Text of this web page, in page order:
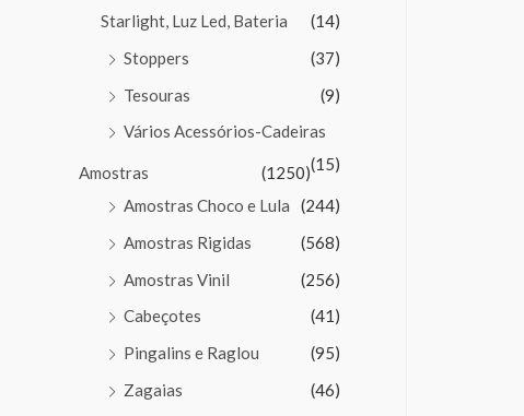
Starlight, Luz Led, Bateria
(14)
Stoppers
(37)
Tesouras
(9)
Vários Acessórios-Cadeiras
(15)
Amostras
(1250)
Amostras Choco e Lula
(244)
Amostras Rigidas
(568)
Amostras Vinil
(256)
Cabeçotes
(41)
Pingalins e Raglou
(95)
Zagaias
(46)